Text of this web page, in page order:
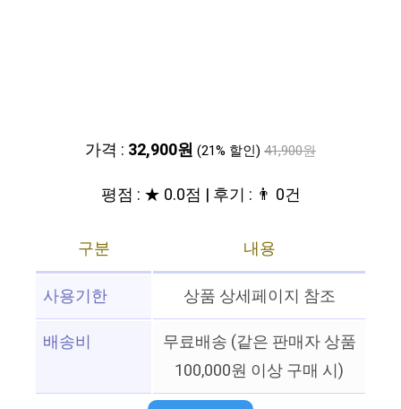
가격 : 32,900원 (21% 할인) 41,900원
평점 : ★ 0.0점 | 후기 : 👨‍‍ 0건
구분
내용
사용기한
상품 상세페이지 참조
배송비
무료배송 (같은 판매자 상품
100,000원 이상 구매 시)